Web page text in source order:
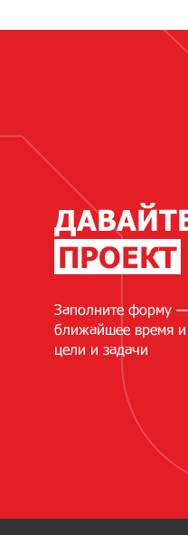
ПРОЕКТ
Заполните форму
ближайшее время
цели и задачи